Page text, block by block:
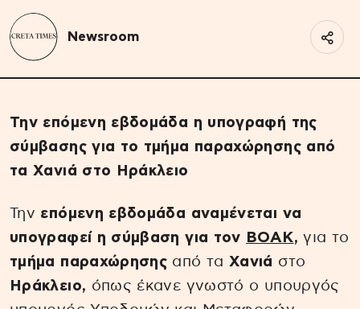
Newsroom
Την επόμενη εβδομάδα η υπογραφή της
σύμβασης για το τμήμα παραχώρησης από
τα Χανιά στο Ηράκλειο
Την επόμενη εβδομάδα αναμένεται να
υπογραφεί η σύμβαση για τον ΒΟΑΚ, για το
τμήμα παραχώρησης από τα Χανιά στο
Ηράκλειο, όπως έκανε γνωστό ο υπουργός